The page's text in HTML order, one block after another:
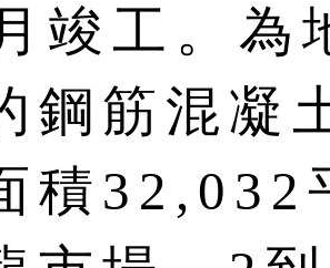
竣工。為
鋼筋混凝
積32,032